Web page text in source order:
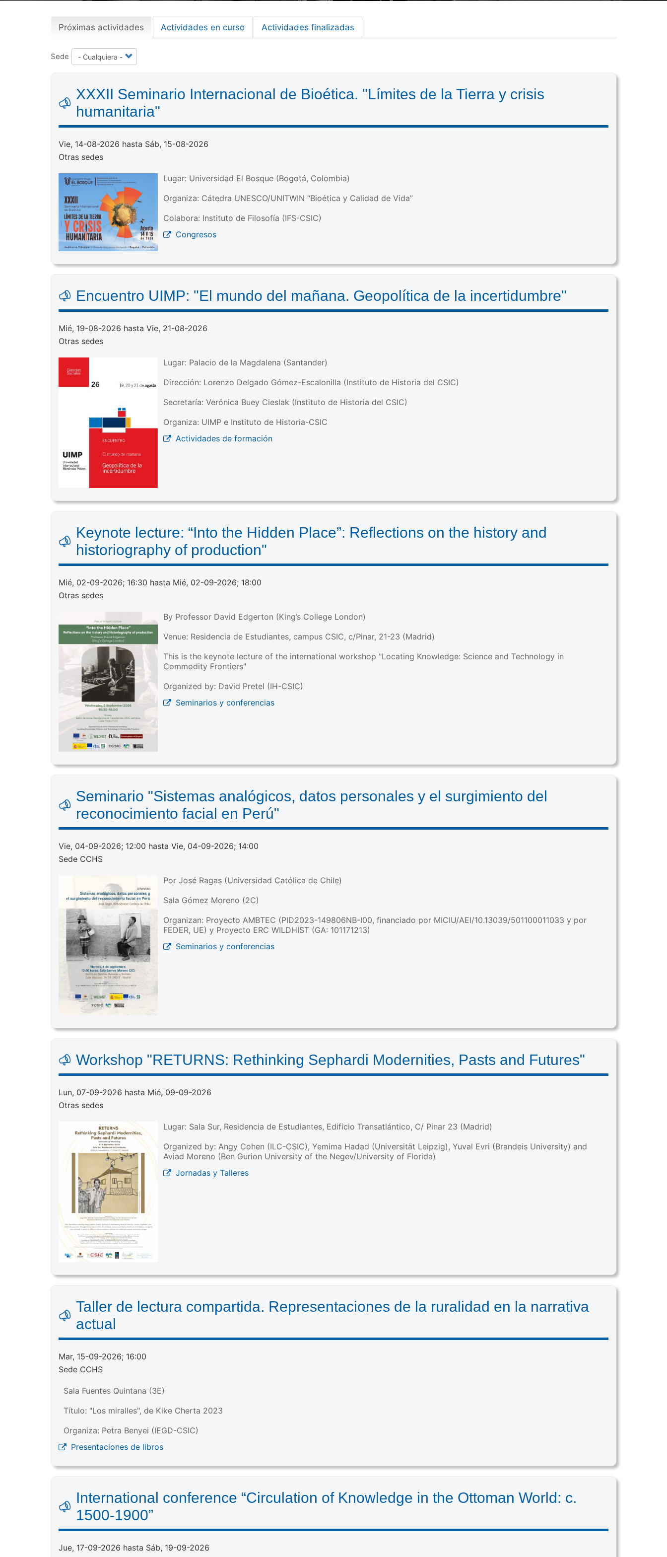
Primary
tabs
Próximas actividades (solapa
activa)
Actividades en curso Actividades finalizadas
Sede
XXXII Seminario Internacional de Bioética. "Límites de la Tierra y crisis
humanitaria"
Vie, 14-08-2026 hasta Sáb, 15-08-2026
Otras sedes
Lugar: Universidad El Bosque (Bogotá, Colombia)
Organiza: Cátedra UNESCO/UNITWIN “Bioética y Calidad de Vida”
Colabora: Instituto de Filosofía (IFS-CSIC)
Congresos
Encuentro UIMP: "El mundo del mañana. Geopolítica de la incertidumbre"
Mié, 19-08-2026 hasta Vie, 21-08-2026
Otras sedes
Lugar: Palacio de la Magdalena (Santander)
Dirección: Lorenzo Delgado Gómez-Escalonilla (Instituto de Historia del CSIC)
Secretaría: Verónica Buey Cieslak (Instituto de Historia del CSIC)
Organiza: UIMP e Instituto de Historia-CSIC
Actividades de formación
Keynote lecture: “Into the Hidden Place”: Reflections on the history and
historiography of production"
Mié, 02-09-2026; 16:30 hasta Mié, 02-09-2026; 18:00
Otras sedes
By Professor David Edgerton (King’s College London)
Venue: Residencia de Estudiantes, campus CSIC, c/Pinar, 21-23 (Madrid)
This is the keynote lecture of the international workshop "Locating Knowledge: Science and Technology in
Commodity Frontiers"
Organized by: David Pretel (IH-CSIC)
Seminarios y conferencias
Seminario "Sistemas analógicos, datos personales y el surgimiento del
reconocimiento facial en Perú"
Vie, 04-09-2026; 12:00 hasta Vie, 04-09-2026; 14:00
Sede CCHS
Por José Ragas (Universidad Católica de Chile)
Sala Gómez Moreno (2C)
Organizan: Proyecto AMBTEC (PID2023-149806NB-I00, financiado por MICIU/AEI/10.13039/501100011033 y por
FEDER, UE) y Proyecto ERC WILDHIST (GA: 101171213)
Seminarios y conferencias
Workshop "RETURNS: Rethinking Sephardi Modernities, Pasts and Futures"
Lun, 07-09-2026 hasta Mié, 09-09-2026
Otras sedes
Lugar: Sala Sur, Residencia de Estudiantes, Edificio Transatlántico, C/ Pinar 23 (Madrid)
Organized by: Angy Cohen (ILC-CSIC), Yemima Hadad (Universität Leipzig), Yuval Evri (Brandeis University) and
Aviad Moreno (Ben Gurion University of the Negev/University of Florida)
Jornadas y Talleres
Taller de lectura compartida. Representaciones de la ruralidad en la narrativa
actual
Mar, 15-09-2026; 16:00
Sede CCHS
Sala Fuentes Quintana (3E)
Título: "Los miralles", de Kike Cherta 2023
Organiza: Petra Benyei (IEGD-CSIC)
Presentaciones de libros
International conference “Circulation of Knowledge in the Ottoman World: c.
1500-1900”
Jue, 17-09-2026 hasta Sáb, 19-09-2026